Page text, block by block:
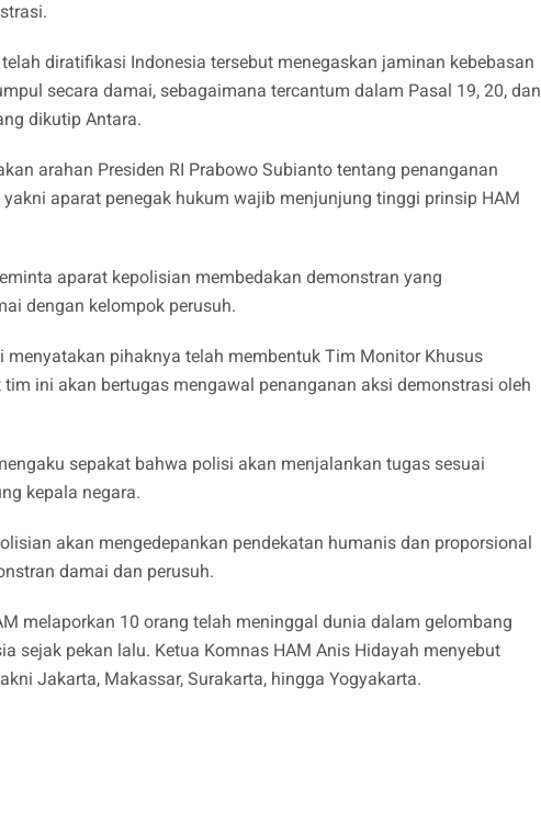
diratifikasi Indonesia tersebut menegaskan jaminan kebebasan
secara damai, sebagaimana tercantum dalam Pasal 19, 20, dan
dikutip Antara.
arahan Presiden RI Prabowo Subianto tentang penanganan
aparat penegak hukum wajib menjunjung tinggi prinsip HAM
aparat kepolisian membedakan demonstran yang
dengan kelompok perusuh.
menyatakan pihaknya telah membentuk Tim Monitor Khusus
ini akan bertugas mengawal penanganan aksi demonstrasi oleh
sepakat bahwa polisi akan menjalankan tugas sesuai
kepala negara.
akan mengedepankan pendekatan humanis dan proporsional
damai dan perusuh.
melaporkan 10 orang telah meninggal dunia dalam gelombang
sejak pekan lalu. Ketua Komnas HAM Anis Hidayah menyebut
Jakarta, Makassar, Surakarta, hingga Yogyakarta.